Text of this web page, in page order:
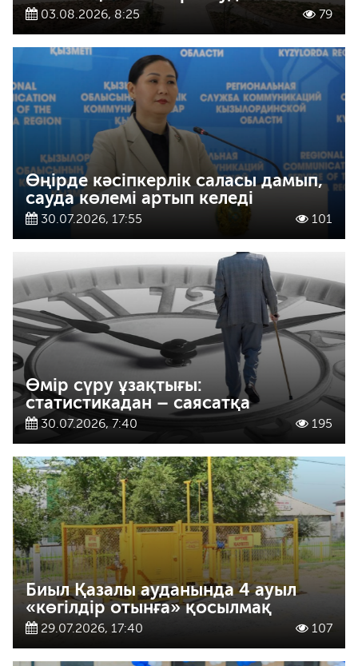
03.08.2026, 8:25 79
Өңірде кәсіпкерлік саласы дамып,
сауда көлемі артып келеді
30.07.2026, 17:55 101
Өмір сүру ұзақтығы:
статистикадан – саясатқа
30.07.2026, 7:40 195
Биыл Қазалы ауданында 4 ауыл
«көгілдір отынға» қосылмақ
29.07.2026, 17:40 107